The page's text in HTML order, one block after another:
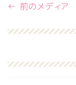
← 前のメディア